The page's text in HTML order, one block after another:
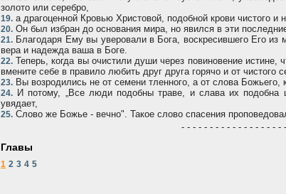
золото или серебро,
19. а драгоценной Кровью Христовой, подобной крови чистого и
20. Он был избран до основания мира, но явился в эти
21. Благодаря Ему вы уверовали в Бога, воскресившего Его
вера и надежда ваша в Боге.
22. Теперь, когда вы очистили души через повиновение истине,
вмените себе в правило любить друг друга горячо и от чистого
23. Вы возродились не от семени тленного, а от слова Божьего,
24. И потому, „Все люди подобны траве, и слава их подобна
увядает,
25. Слово же Божье - вечно". Такое слово спасения
- - - - - - - - - - - - - - - - - -
Главы
1 2 3 4 5